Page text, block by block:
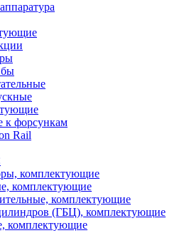
к форсункам
Rail
комплектующие
комплектующие
комплектующие
(ГБЦ), комплектующие
комплектующие